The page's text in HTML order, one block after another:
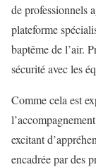
de professionnels
plateforme
baptême de l’air.
sécurité avec les
Comme cela est
excitant
encadrée par des